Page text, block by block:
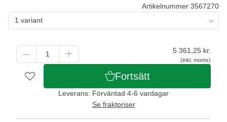
Artikelnummer 3567270
1 variant
5 361,25 kr.
(inkl. moms)
Fortsätt
Leverans: Förväntad 4-6 vardagar
Se fraktpriser